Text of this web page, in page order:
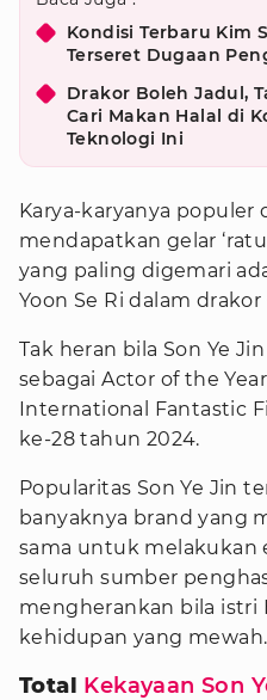
Kondisi Terbaru Kim
Terseret Dugaan
Drakor Boleh Jadul,
Cari Makan Halal di
Teknologi Ini
Karya-karyanya populer
mendapatkan gelar
yang paling digemari
Yoon Se Ri dalam
Tak heran bila Son Ye
sebagai Actor of the
International Fantastic
ke-28 tahun 2024.
Popularitas Son Ye Jin
banyaknya brand yang
sama untuk melakukan
seluruh sumber
mengherankan bila istri
kehidupan yang mewah.
Total Kekayaan Son